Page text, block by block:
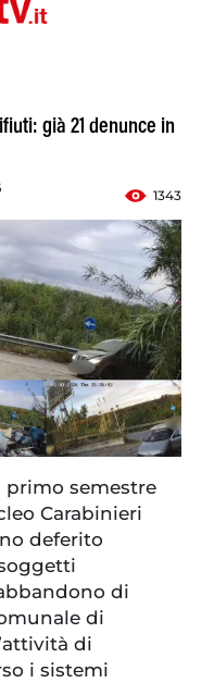
già 21 denunce in
1343
primo semestre
Carabinieri
deferito
di
di
di
i sistemi